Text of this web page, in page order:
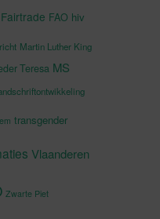
Fairtrade FAO hiv
Martin Luther King
Teresa MS
transgender
Vlaanderen
Zwarte Piet